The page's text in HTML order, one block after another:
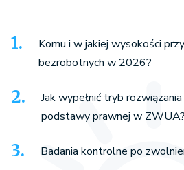
Komu i w jakiej wysokości
bezrobotnych w 2026?
Jak wypełnić tryb
podstawy prawnej w ZWUA?
Badania kontrolne po